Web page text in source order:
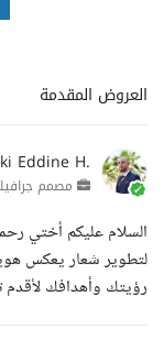
العروض المقدمة
Eddine H.
مصمم
السلام عليكم أختي
لتطوير شعار يعكس
رؤيتك وأهدافك لأقدم